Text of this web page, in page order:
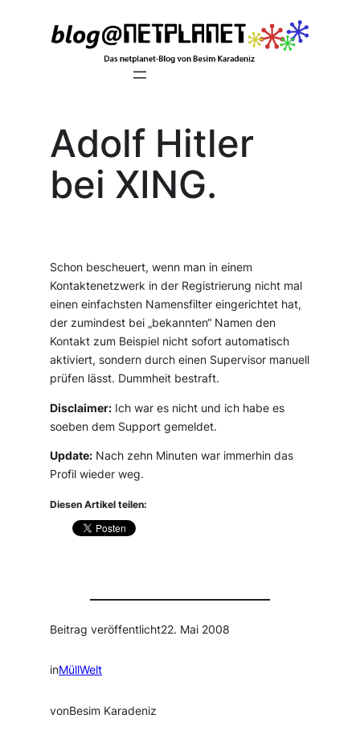
Adolf Hitler
bei XING.
Schon bescheuert, wenn man in einem
Kontaktenetzwerk in der Registrierung nicht mal
einen einfachsten Namensfilter eingerichtet hat,
der zumindest bei „bekannten“ Namen den
Kontakt zum Beispiel nicht sofort automatisch
aktiviert, sondern durch einen Supervisor manuell
prüfen lässt. Dummheit bestraft.
Disclaimer: Ich war es nicht und ich habe es
soeben dem Support gemeldet.
Update: Nach zehn Minuten war immerhin das
Profil wieder weg.
Diesen Artikel teilen:
Beitrag veröffentlicht22. Mai 2008
inMüllWelt
vonBesim Karadeniz